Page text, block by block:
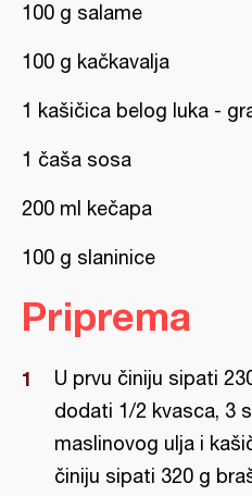
100 g salame
100 g kačkavalja
1 kašičica belog luka -
1 čaša sosa
200 ml kečapa
100 g slaninice
Priprema
U prvu činiju sipati
dodati 1/2 kvasca, 3
maslinovog ulja i
činiju sipati 320 g